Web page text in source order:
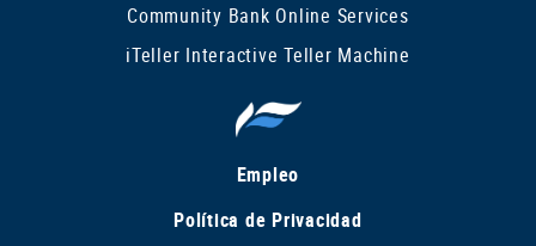
Community Bank Online Services
iTeller Interactive Teller Machine
Empleo
Política de Privacidad